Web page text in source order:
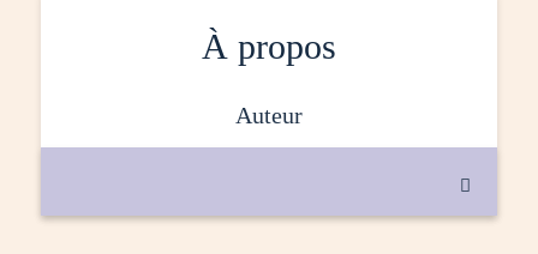
À propos
auteur
